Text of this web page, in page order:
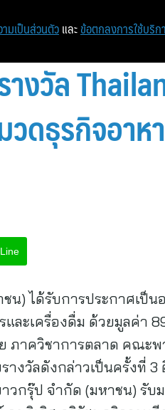
หน้าแรก ท่องเที่ยว
างวัล
ดธุรกิจอาห
Line
น) ได้รับการประกาศเป็
ะเครื่องดื่ม ด้วยมูลค่า
ภาควิชาการตลาด คณ
างวัลดังกล่าวเป็นครั้งที่
กรุ๊ป จำกัด (มหาชน) รับ
มเป็นส่วนตัว และ ข้อตกลงการใช้บริก